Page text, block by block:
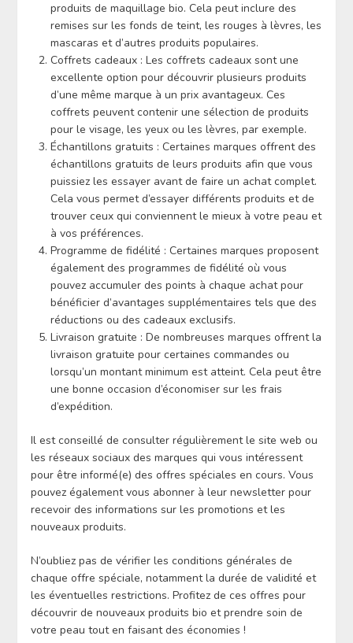
produits de maquillage bio. Cela peut inclure des
remises sur les fonds de teint, les rouges à lèvres, les
mascaras et d’autres produits populaires.
Coffrets cadeaux : Les coffrets cadeaux sont une
excellente option pour découvrir plusieurs produits
d’une même marque à un prix avantageux. Ces
coffrets peuvent contenir une sélection de produits
pour le visage, les yeux ou les lèvres, par exemple.
Échantillons gratuits : Certaines marques offrent des
échantillons gratuits de leurs produits afin que vous
puissiez les essayer avant de faire un achat complet.
Cela vous permet d’essayer différents produits et de
trouver ceux qui conviennent le mieux à votre peau et
à vos préférences.
Programme de fidélité : Certaines marques proposent
également des programmes de fidélité où vous
pouvez accumuler des points à chaque achat pour
bénéficier d’avantages supplémentaires tels que des
réductions ou des cadeaux exclusifs.
Livraison gratuite : De nombreuses marques offrent la
livraison gratuite pour certaines commandes ou
lorsqu’un montant minimum est atteint. Cela peut être
une bonne occasion d’économiser sur les frais
d’expédition.
Il est conseillé de consulter régulièrement le site web ou
les réseaux sociaux des marques qui vous intéressent
pour être informé(e) des offres spéciales en cours. Vous
pouvez également vous abonner à leur newsletter pour
recevoir des informations sur les promotions et les
nouveaux produits.
N’oubliez pas de vérifier les conditions générales de
chaque offre spéciale, notamment la durée de validité et
les éventuelles restrictions. Profitez de ces offres pour
découvrir de nouveaux produits bio et prendre soin de
votre peau tout en faisant des économies !